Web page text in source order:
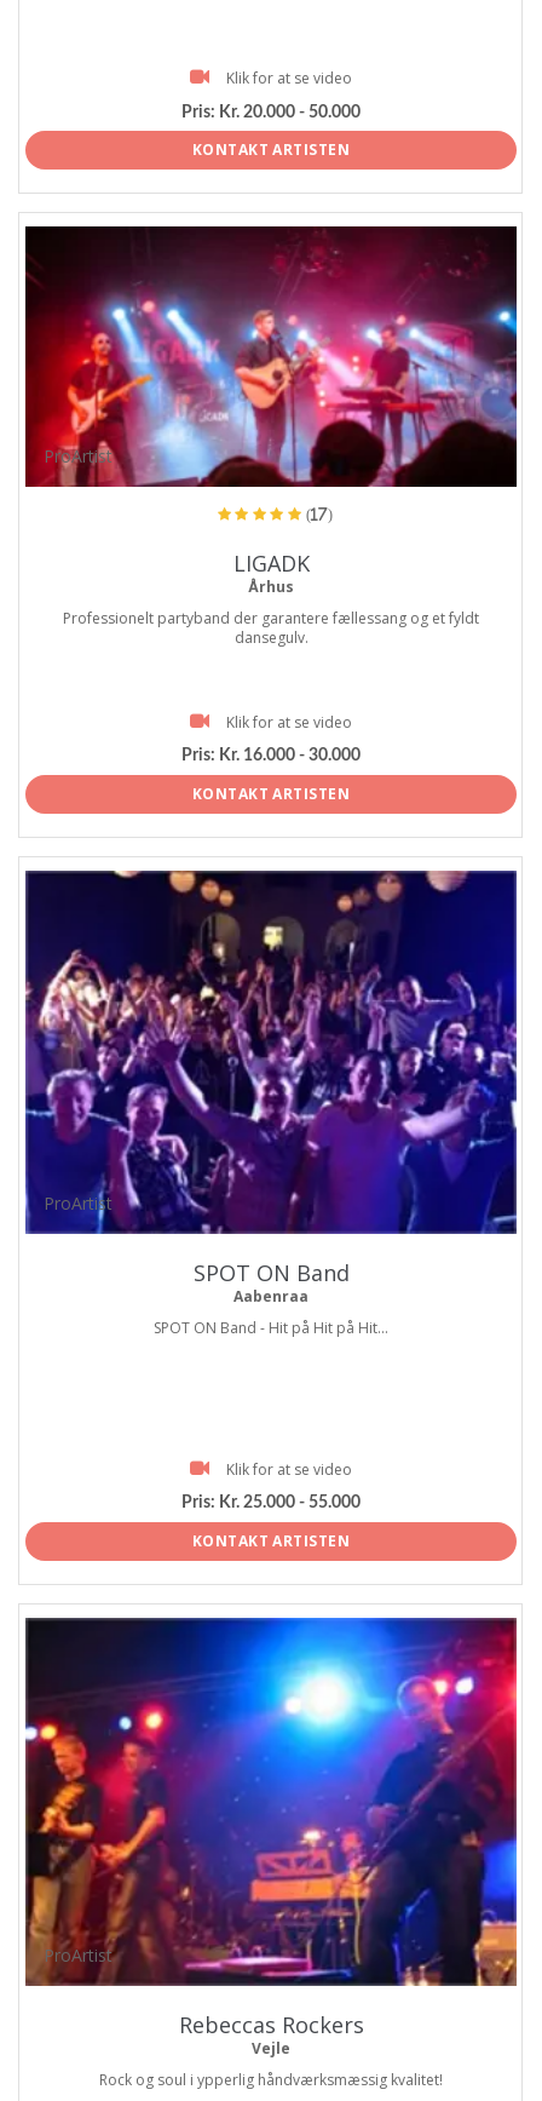
Klik for at se video
Pris: Kr. 20.000 - 50.000
KONTAKT ARTISTEN
ProArtist
(17)
LIGADK
Århus
Professionelt partyband der garantere fællessang og et fyldt
dansegulv.
Klik for at se video
Pris: Kr. 16.000 - 30.000
KONTAKT ARTISTEN
ProArtist
SPOT ON Band
Aabenraa
SPOT ON Band - Hit på Hit på Hit...
Klik for at se video
Pris: Kr. 25.000 - 55.000
KONTAKT ARTISTEN
ProArtist
Rebeccas Rockers
Vejle
Rock og soul i ypperlig håndværksmæssig kvalitet!